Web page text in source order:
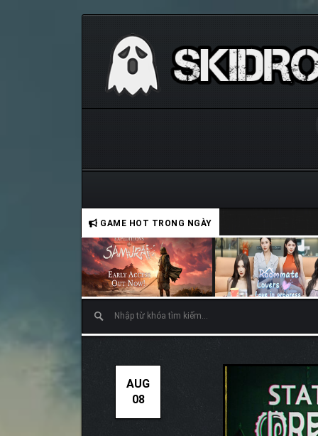
GAME HOT TRONG NGÀY
AUG
08